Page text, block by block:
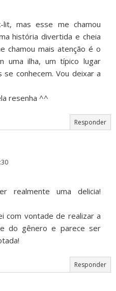
lit, mas esse me chamou
história divertida e cheia
chamou mais atenção é o
uma ilha, um típico lugar
conhecem. Vou deixar a
resenha ^^
Responder
realmente uma delicia!
com vontade de realizar a
do gênero e parece ser
Responder